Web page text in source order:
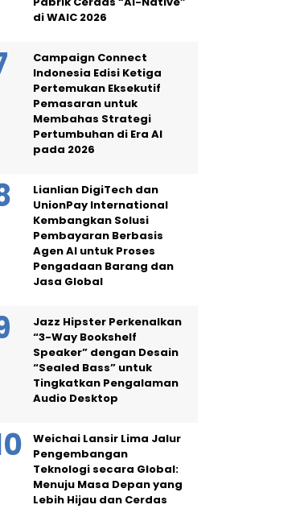
di WAIC 2026
Campaign Connect
Indonesia Edisi Ketiga
Pertemukan Eksekutif
Pemasaran untuk
Membahas Strategi
Pertumbuhan di Era AI
pada 2026
Lianlian DigiTech dan
UnionPay International
Kembangkan Solusi
Pembayaran Berbasis
Agen AI untuk Proses
Pengadaan Barang dan
Jasa Global
Jazz Hipster Perkenalkan
“3-Way Bookshelf
Speaker” dengan Desain
“Sealed Bass” untuk
Tingkatkan Pengalaman
Audio Desktop
Weichai Lansir Lima Jalur
Pengembangan
Teknologi secara Global:
Menuju Masa Depan yang
Lebih Hijau dan Cerdas